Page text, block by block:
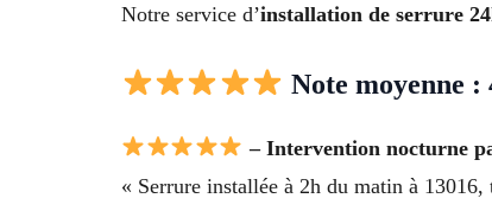
Notre service d’installation de serrure
Note moyenne :
– Intervention nocturne
« Serrure installée à 2h du matin à 13016,